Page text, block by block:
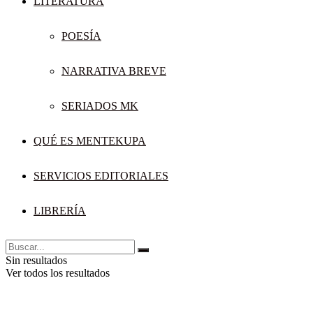
POESÍA
NARRATIVA BREVE
SERIADOS MK
QUÉ ES MENTEKUPA
SERVICIOS EDITORIALES
LIBRERÍA
Sin resultados
Ver todos los resultados